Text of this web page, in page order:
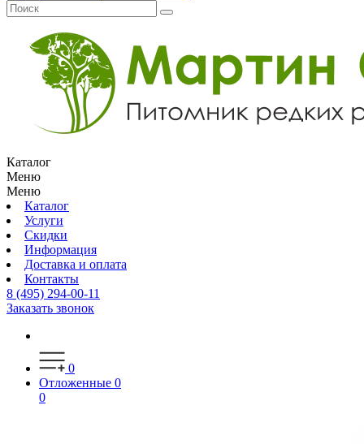
Каталог
Меню
Меню
Каталог
Услуги
Скидки
Информация
Доставка и оплата
Контакты
8 (495) 294-00-11
Заказать звонок
0
Отложенные 0
0